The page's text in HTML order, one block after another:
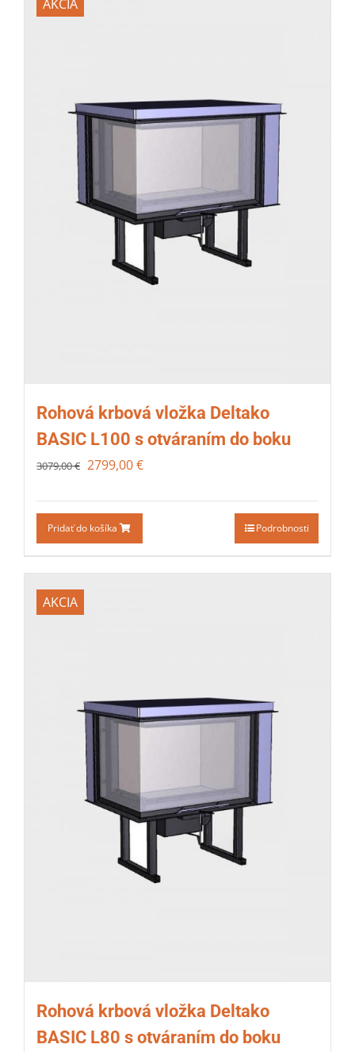
AKCIA
Rohová krbová vložka Deltako
BASIC L100 s otváraním do boku
3079,00€ 2799,00€
Pridať do košíka Podrobnosti
AKCIA
Rohová krbová vložka Deltako
BASIC L80 s otváraním do boku